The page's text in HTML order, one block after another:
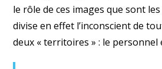
le rôle de ces images que sont
divise en effet l’inconscient de
deux « territoires » : le personnel